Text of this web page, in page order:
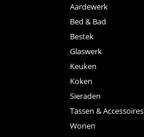
Aardewerk
Bed & Bad
Bestek
Glaswerk
Keuken
Koken
Sieraden
Tassen & Accessoires
Wonen